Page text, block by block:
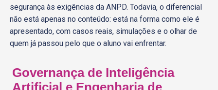
segurança às exigências da ANPD. Todavia, o diferencial
não está apenas no conteúdo: está na forma como ele é
apresentado, com casos reais, simulações e o olhar de
quem já passou pelo que o aluno vai enfrentar.
Governança de Inteligência
Artificial e Engenharia de